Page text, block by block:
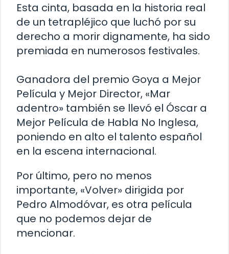
Esta cinta, basada en la historia real
de un tetrapléjico que luchó por su
derecho a morir dignamente, ha sido
premiada en numerosos festivales.
Ganadora del premio Goya a Mejor
Película y Mejor Director, «Mar
adentro» también se llevó el Óscar a
Mejor Película de Habla No Inglesa,
poniendo en alto el talento español
en la escena internacional.
Por último, pero no menos
importante, «Volver» dirigida por
Pedro Almodóvar, es otra película
que no podemos dejar de
mencionar.